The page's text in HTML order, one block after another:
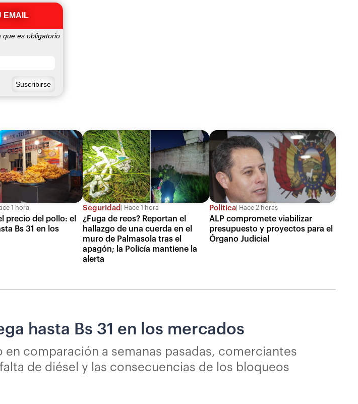
EMAIL
es obligatorio
1 hora
precio del pollo: el
Bs 31 en los
Seguridad Hace 1 hora
¿Fuga de reos? Reportan el
hallazgo de una cuerda en el
muro de Palmasola tras el
apagón; la Policía mantiene la
alerta
Política Hace 2 horas
ALP compromete viabilizar
presupuesto y proyectos para el
Órgano Judicial
hasta Bs 31 en los mercados
comparación a semanas pasadas, comerciantes
de diésel y las consecuencias de los bloqueos